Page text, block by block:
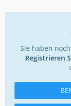
Sie haben
Registrieren